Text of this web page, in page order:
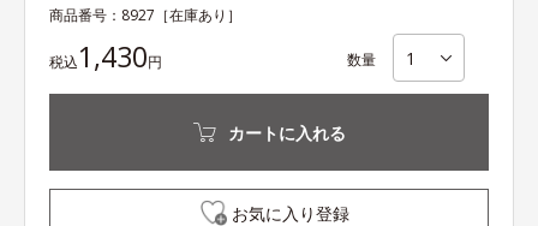
商品番号： 8927 ［在庫あり］
税込1,430円 数量
カートに入れる
お気に入り登録